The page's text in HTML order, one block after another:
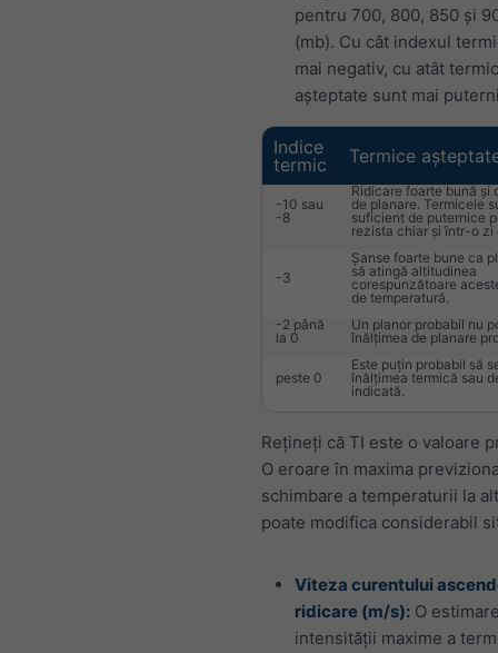
pentru 700, 800, 850 și
(mb). Cu cât indexul
mai negativ, cu atât
așteptate sunt mai
Indice
termic
Termice
-10 sau
-8
Ridicare foarte bună și
de planare. Termicele
suficient de puternice
rezista chiar și într-o zi
-3
Șanse foarte bune ca
să atingă altitudinea
corespunzătoare
de temperatură.
-2 până
la 0
Un planor probabil nu
înălțimea de planare
peste 0
Este puțin probabil să
înălțimea termică sau
indicată.
Rețineți că TI este o valoare
O eroare în maxima
schimbare a temperaturii la
poate modifica considerabil
Viteza curentului
ridicare (m/s): O
intensității maxime a